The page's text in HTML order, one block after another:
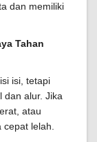
dan memiliki
Tahan
isi, tetapi
dan alur. Jika
atau
cepat lelah.